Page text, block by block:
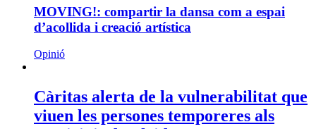
MOVING!: compartir la dansa com a espai
d’acollida i creació artística
Opinió
Càritas alerta de la vulnerabilitat que
viuen les persones temporeres als